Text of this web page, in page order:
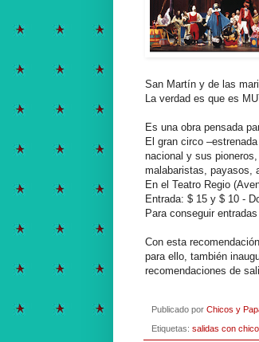
San Martín y de las
La verdad es que es
Es una obra pensada
El gran circo
nacional y sus
malabaristas, payasos,
En el Teatro Regio
Entrada: $ 15 y $ 10 -
Para conseguir
Con esta
para ello, también
recomendaciones de
Publicado por Chicos y
Etiquetas: salidas con